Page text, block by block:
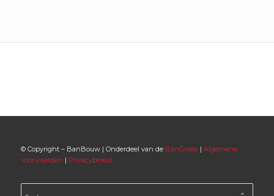
© Copyright – BanBouw | Onderdeel van de BanGroep| Algemene
voorwaarden | Privacybeleid